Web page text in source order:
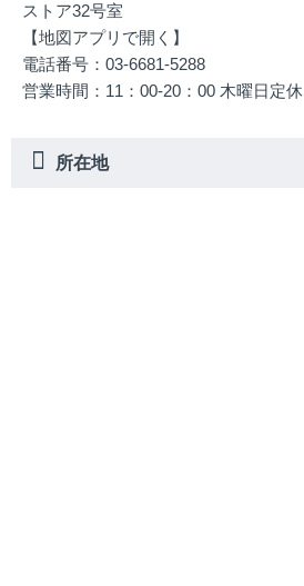
ストア32号室
【地図アプリで開く】
電話番号：03-6681-5288
営業時間：11：00-20：00 木曜日定休
所在地